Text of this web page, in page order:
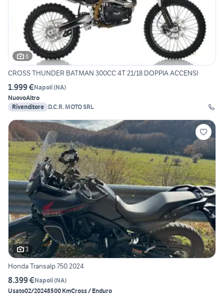
6
CROSS THUNDER BATMAN 300CC 4T 21/18 DOPPIA ACCENSI
1.999 €Napoli(NA)
NuovoAltro
Rivenditore D.C.R. MOTO SRL
3
Honda Transalp 750 2024
8.399 €Napoli(NA)
Usato02/20248500 KmCross / Enduro